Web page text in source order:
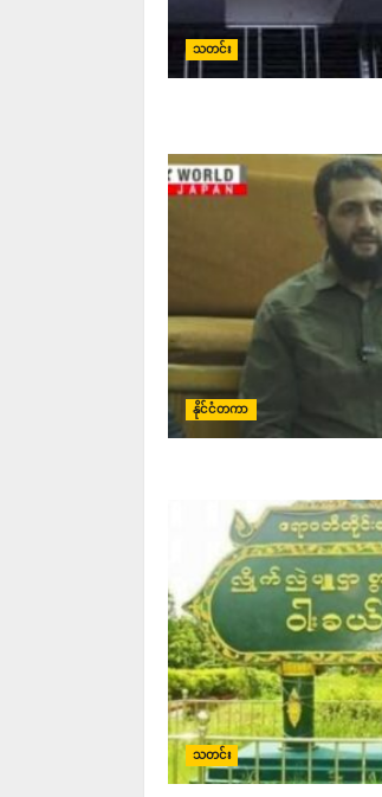
သတင်း
နိုင်ငံတကာ
သတင်း